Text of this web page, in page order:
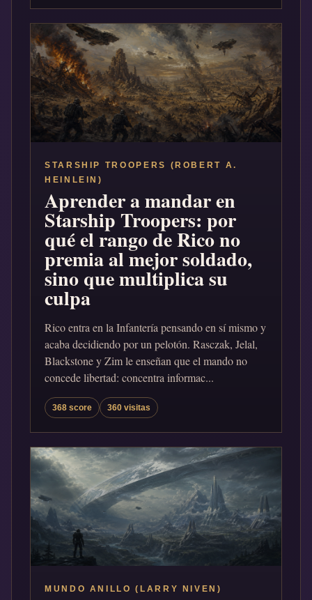
STARSHIP TROOPERS (ROBERT A.
HEINLEIN)
Aprender a mandar en
Starship Troopers: por
qué el rango de Rico no
premia al mejor soldado,
sino que multiplica su
culpa
Rico entra en la Infantería pensando en sí mismo y
acaba decidiendo por un pelotón. Rasczak, Jelal,
Blackstone y Zim le enseñan que el mando no
concede libertad: concentra informac...
368 score 360 visitas
MUNDO ANILLO (LARRY NIVEN)